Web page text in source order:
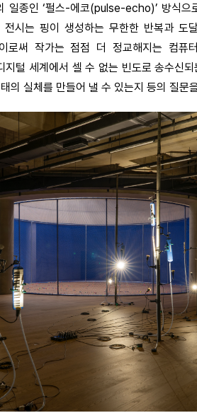
일종인 ‘펄스-에코(pulse-echo)’ 방식으
시는 핑이 생성하는 무한한 반복과 도
로써 작가는 점점 더 정교해지는 컴퓨
털 세계에서 셀 수 없는 빈도로 송수신
의 실체를 만들어 낼 수 있는지 등의 질문